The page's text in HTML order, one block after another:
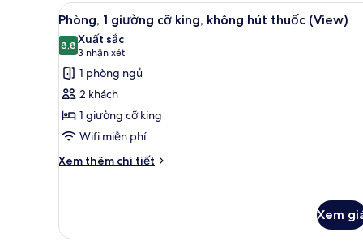
giường
đơn
Executive,
giường
đôi
Xem
tất
cả
ảnh
Phòng,
1
giường
cỡ
king,
(View)
Chăn bông, minibar, két bảo
4
Phòng, 1 giường cỡ king, không hút thuốc (View)
8,88,8 trên 10
Xuất sắc
3 nhận xét
(3
nhận
xét)
1 phòng ngủ
2 khách
1 giường cỡ king
Wifi miễn phí
Xem thêm chi tiết
Chi
1
Xem